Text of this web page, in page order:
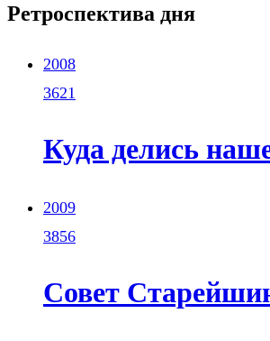
Ретроспектива дня
2008
3621
Куда делись
2009
3856
Совет